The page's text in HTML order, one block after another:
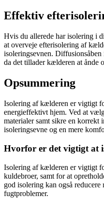
Effektiv
Hvis du allerede har isolering i
at overveje efterisolering af
isoleringsevnen.
da det tillader kælderen at ånde
Opsummering
Isolering af kælderen er vigtigt
energieffektivt hjem. Ved at
materialer samt sikre en korrekt
isoleringsevne og en mere
Hvorfor er det vigtigt at
Isolering af kælderen er vigtigt
kuldebroer, samt for at
god isolering kan også
fugtproblemer.